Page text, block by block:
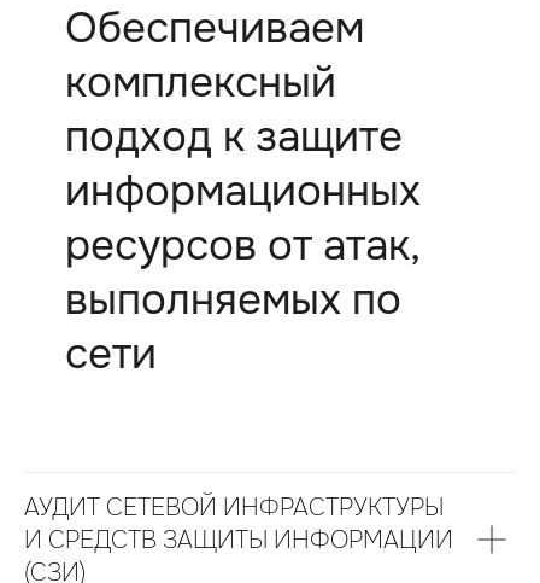
Обеспечиваем
комплексный
подход к защите
информационных
ресурсов от атак,
выполняемых по
сети
АУДИТ СЕТЕВОЙ ИНФРАСТРУКТУРЫ
И СРЕДСТВ ЗАЩИТЫ ИНФОРМАЦИИ
(СЗИ)